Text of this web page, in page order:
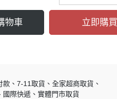
物車 立即購買
款 7-11取貨
全家超商取貨
國際快遞
實體門市取貨